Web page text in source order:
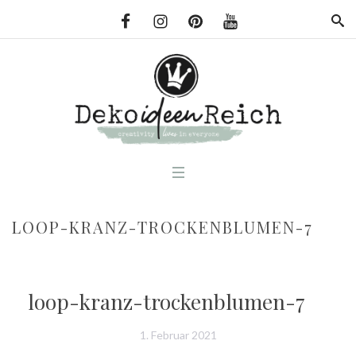
LOOP-KRANZ-TROCKENBLUMEN-7
loop-kranz-trockenblumen-7
1. Februar 2021